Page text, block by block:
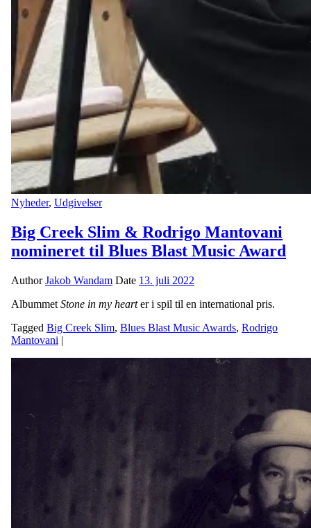
Nyheder, Udgivelser
Big Creek Slim & Rodrigo Mantovani
nomineret til Blues Blast Music Award
AuthorJakob Wandam Date 13. juli 2022
Albummet Stone in my hearter i spil til en international pris.
Tagged Big Creek Slim, Blues Blast Music Awards, Rodrigo
Mantovani |